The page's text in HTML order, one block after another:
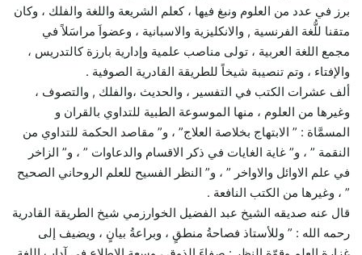
برز في عدد من العلوم ونبغ فيها ، كعلم الشريعة واللغة والفلك ، وكان
متقنا للُّغة الفرنسية , والانكليزية والاسبانية ، وعضواَ مراسَلاً في
مجمع اللغة العربية ، تولى مناصب علمية وإدارية بارزة كالتدريس ،
والإفتاء ، وتم تنصيبة شيخاً للطريقة القادرية الصوفية .
ألف عشرات الكتب في التفسير ، والحديث ،والفلك , والتصوف ،
وغيرها من العلوم ، منها الموسوعة الطبية للتداوي بالقران و
المسمَّاة : ” الابتهاج بخلاصة العلاج” ، و” مقاصد الحكمة للتداوي من
النقمة ” ، و” غاية الغايات في ذكر الاقسام والدعاوات ” ، و” الزاخر
في علم الاوائل والاواخر ” ، و” النظر الفسيح للعلم الروحاني الصحيح
” ، وغيرها من الكتب النافعة .
قال عنه صديقه الشيخ عبد الفضيل الخوارزمي شيخ الطريقة القادرية
رحمه الله : ” وللأستاذ فصاحةُ منطقٍ ، وبراعةُ بيانٍ ، ويضيف إلى